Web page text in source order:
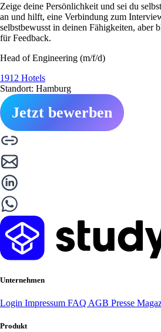
Zeige deine Persönlichkeit und sei du
an und hilft, eine Verbindung zum
selbstbewusst in deinen Fähigkeiten, aber
für Feedback.
Head of Engineering (m/f/d)
1912 Hotels
Standort: Hamburg
Jetzt bewerben
Unternehmen
Login Impressum FAQ AGB Presse
Produkt